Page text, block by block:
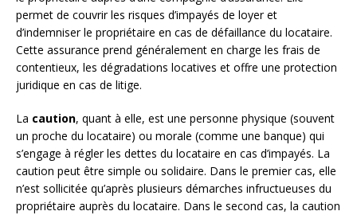
permet de couvrir les risques d’impayés de loyer et
d’indemniser le propriétaire en cas de défaillance du locataire.
Cette assurance prend généralement en charge les frais de
contentieux, les dégradations locatives et offre une protection
juridique en cas de litige.
La caution, quant à elle, est une personne physique (souvent
un proche du locataire) ou morale (comme une banque) qui
s’engage à régler les dettes du locataire en cas d’impayés. La
caution peut être simple ou solidaire. Dans le premier cas, elle
n’est sollicitée qu’après plusieurs démarches infructueuses du
propriétaire auprès du locataire. Dans le second cas, la caution